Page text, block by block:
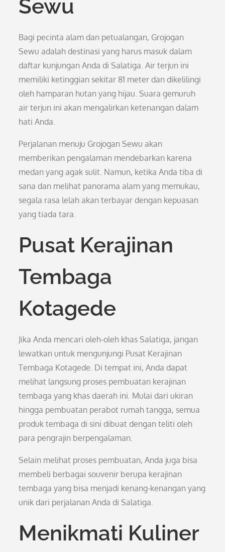
Sewu
Bagi pecinta alam dan petualangan, Grojogan
Sewu adalah destinasi yang harus masuk dalam
daftar kunjungan Anda di Salatiga. Air terjun ini
memiliki ketinggian sekitar 81 meter dan dikelilingi
oleh hamparan hutan yang hijau. Suara gemuruh
air terjun ini akan mengalirkan ketenangan dalam
hati Anda.
Perjalanan menuju Grojogan Sewu akan
memberikan pengalaman mendebarkan karena
medan yang agak sulit. Namun, ketika Anda tiba di
sana dan melihat panorama alam yang memukau,
segala rasa lelah akan terbayar dengan kepuasan
yang tiada tara.
Pusat Kerajinan
Tembaga
Kotagede
Jika Anda mencari oleh-oleh khas Salatiga, jangan
lewatkan untuk mengunjungi Pusat Kerajinan
Tembaga Kotagede. Di tempat ini, Anda dapat
melihat langsung proses pembuatan kerajinan
tembaga yang khas daerah ini. Mulai dari ukiran
hingga pembuatan perabot rumah tangga, semua
produk tembaga di sini dibuat dengan teliti oleh
para pengrajin berpengalaman.
Selain melihat proses pembuatan, Anda juga bisa
membeli berbagai souvenir berupa kerajinan
tembaga yang bisa menjadi kenang-kenangan yang
unik dari perjalanan Anda di Salatiga.
Menikmati Kuliner